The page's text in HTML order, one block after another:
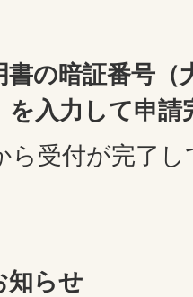
の暗証番号（
入力して申請
ら受付が完了
知らせ